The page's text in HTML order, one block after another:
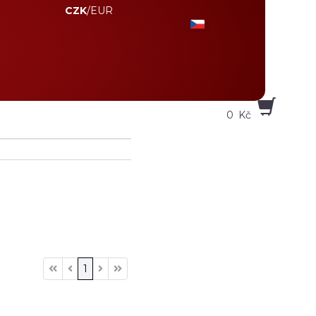
CZK/EUR
0 Kč
1